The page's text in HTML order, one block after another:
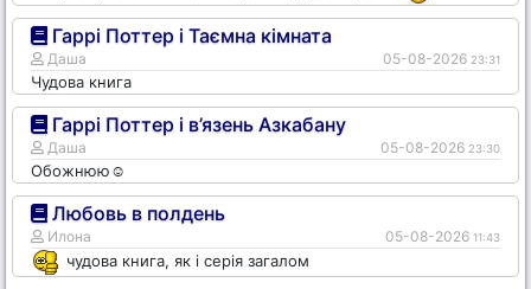
Гаррі Поттер і Таємна кімната
Даша 05-08-2026 23:31
Чудова книга
Гаррі Поттер і в’язень Азкабану
Даша 05-08-2026 23:30
Обожнюю☺️
Любовь в полдень
Илона 05-08-2026 11:43
чудова книга, як і серія загалом